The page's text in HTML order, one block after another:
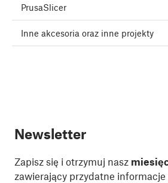
PrusaSlicer
Inne akcesoria oraz inne projekty
Newsletter
Zapisz się i otrzymuj nasz
zawierający przydatne informacje